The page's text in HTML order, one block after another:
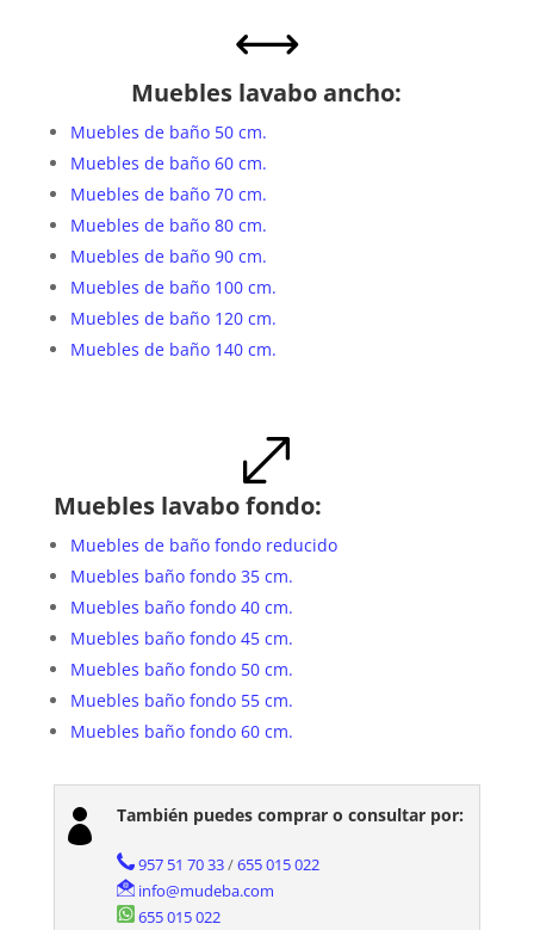
,
Muebles lavabo ancho:
Muebles de baño 50 cm.
Muebles de baño 60 cm.
Muebles de baño 70 cm.
Muebles de baño 80 cm.
Muebles de baño 90 cm.
Muebles de baño 100 cm.
Muebles de baño 120 cm.
Muebles de baño 140 cm.
.
Muebles lavabo fondo:
Muebles de baño fondo reducido
Muebles baño fondo 35 cm.
Muebles baño fondo 40 cm.
Muebles baño fondo 45 cm.
Muebles baño fondo 50 cm.
Muebles baño fondo 55 cm.
Muebles baño fondo 60 cm.
 También puedes comprar o consultar por:
957 51 70 33/655 015 022
info@mudeba.com
655 015 022